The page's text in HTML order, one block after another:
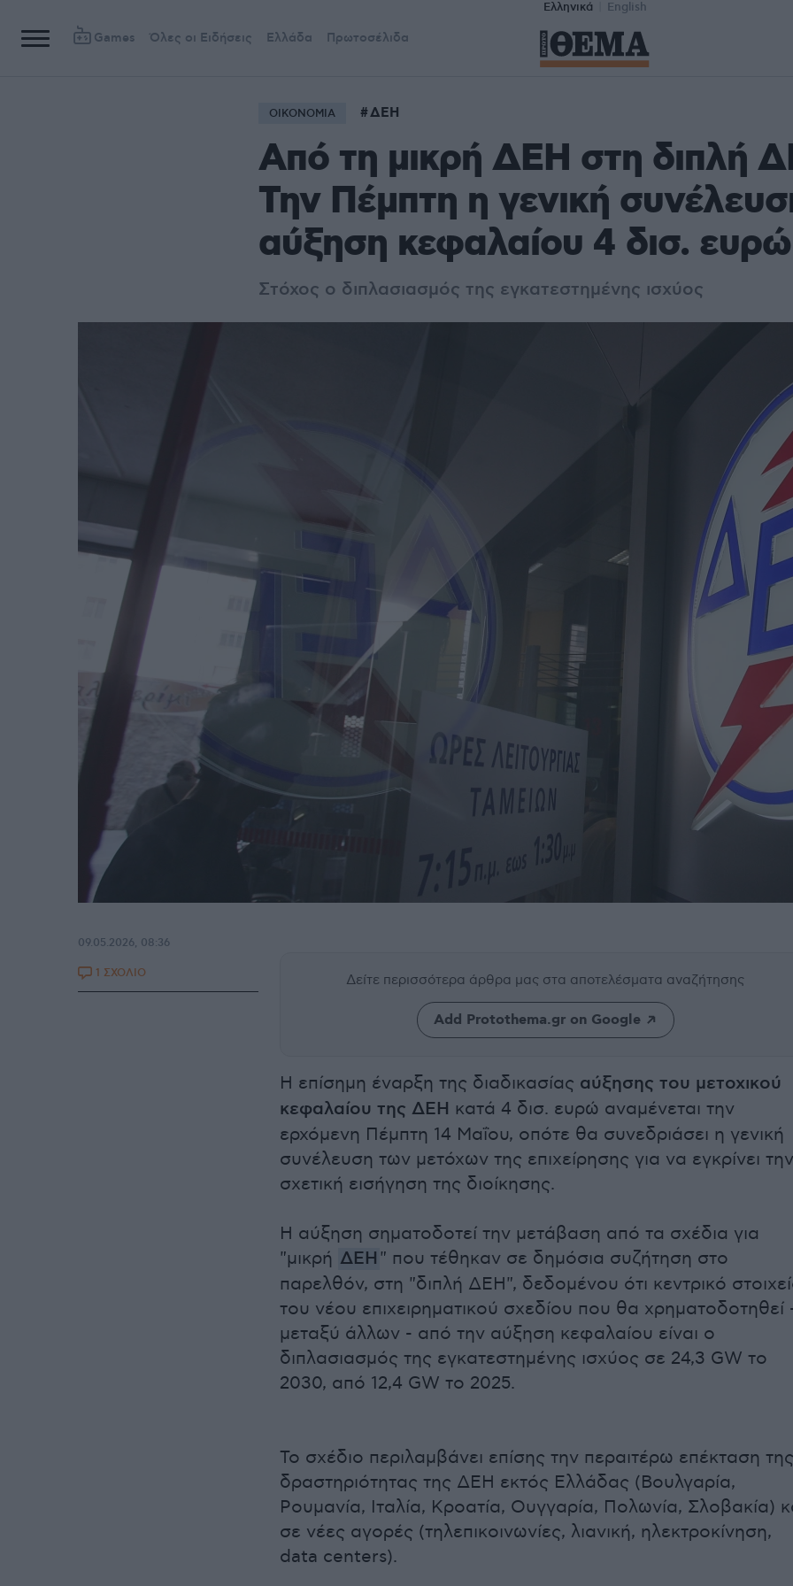
Ελληνικά English
Games Όλες οι Ειδήσεις Ελλάδα Πρωτοσέλιδα
ΟΙΚΟΝΟΜΙΑ ΔΕΗ
Από τη μικρή ΔΕΗ στη διπλή
Την Πέμπτη η γενική
αύξηση κεφαλαίου 4 δισ. ευρώ
Στόχος ο διπλασιασμός της εγκατεστημένης ισχύος
Δείτε περισσότερα άρθρα μας στα αποτελέσματα αναζήτησης
Add Protothema.gr on Google
Η επίσημη έναρξη της διαδικασίας αύξησης του μετοχικού
κεφαλαίου της ΔΕΗ κατά 4 δισ. ευρώ αναμένεται την
ερχόμενη Πέμπτη 14 Μαΐου, οπότε θα συνεδριάσει η γενική
συνέλευση των μετόχων της επιχείρησης για να εγκρίνει την
σχετική εισήγηση της διοίκησης.
Η αύξηση σηματοδοτεί την μετάβαση από τα σχέδια για
"μικρή ΔΕΗ " που τέθηκαν σε δημόσια συζήτηση στο
παρελθόν, στη "διπλή ΔΕΗ", δεδομένου ότι κεντρικό
του νέου επιχειρηματικού σχεδίου που θα χρηματοδοτηθεί
μεταξύ άλλων - από την αύξηση κεφαλαίου είναι ο
διπλασιασμός της εγκατεστημένης ισχύος σε 24,3 GW το
2030, από 12,4 GW το 2025.
Το σχέδιο περιλαμβάνει επίσης την περαιτέρω επέκταση της
δραστηριότητας της ΔΕΗ εκτός Ελλάδας (Βουλγαρία,
Ρουμανία, Ιταλία, Κροατία, Ουγγαρία, Πολωνία, Σλοβακία)
σε νέες αγορές (τηλεπικοινωνίες, λιανική, ηλεκτροκίνηση,
data centers).
09.05.2026, 08:36
1 ΣΧΟΛΙΟ